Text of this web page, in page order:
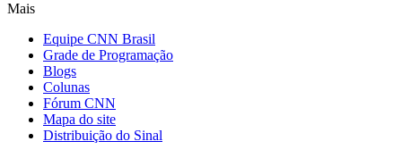
Mais
Equipe CNN Brasil
Grade de Programação
Blogs
Colunas
Fórum CNN
Mapa do site
Distribuição do Sinal